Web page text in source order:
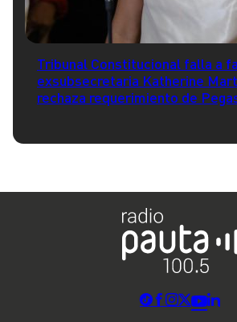
Tribunal Constitucional falla a
exsubsecretaria Katherine
rechaza requerimiento de